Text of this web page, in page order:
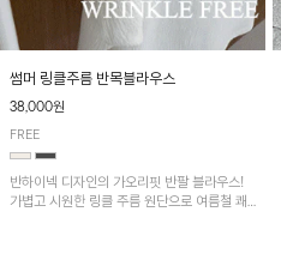
썸머 링클주름 반목블라우스
38,000원
FREE
반하이넥 디자인의 가오리핏 반팔 블라우스!
가볍고 시원한 링클 주름 원단으로 여름철 쾌